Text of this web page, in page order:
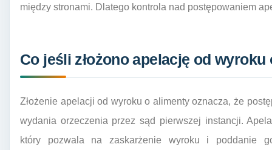
między stronami. Dlatego kontrola nad postępowaniem
Co jeśli złożono apelację od wyroku
Złożenie apelacji od wyroku o alimenty oznacza, że
wydania orzeczenia przez sąd pierwszej instancji.
który pozwala na zaskarżenie wyroku i poddanie